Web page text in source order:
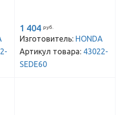
1 404 руб.
Изготовитель: HONDA
Артикул товара: 43022-
SEDE60